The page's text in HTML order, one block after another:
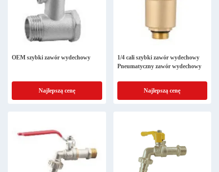
OEM szybki zawór wydechowy
Najlepszą cenę
1/4 cali szybki zawór wydechowy
Pneumatyczny zawór wydechowy
Najlepszą cenę